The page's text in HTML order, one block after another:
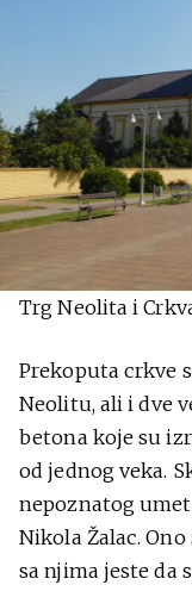
Trg Neolita i
Prekoputa crkve
Neolitu, ali i dve
betona koje su
od jednog veka.
nepoznatog
Nikola Žalac.
sa njima jeste da